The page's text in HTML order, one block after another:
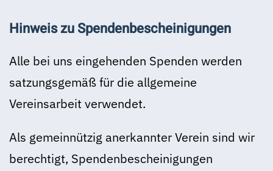
Hinweis zu Spendenbescheinigungen
Alle bei uns eingehenden Spenden werden
satzungsgemäß für die allgemeine
Vereinsarbeit verwendet.
Als gemeinnützig anerkannter Verein sind wir
berechtigt, Spendenbescheinigungen